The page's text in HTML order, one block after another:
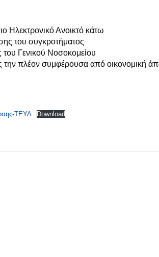
Ηλεκτρονικό Ανοικτό κάτω
του συγκροτήματος
του Γενικού Νοσοκομείου
την πλέον συμφέρουσα από οικονομική
ΤΕΥΔ
Download